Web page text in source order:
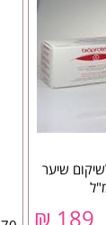
שיער
189 ₪